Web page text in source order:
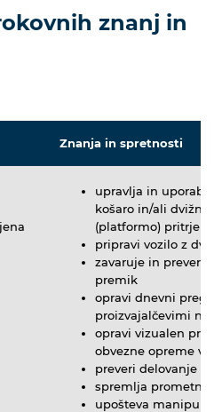
znanj in
Znanja in spretnosti
upravlja in
košaro in/ali
(platformo)
pripravi vozilo z
zavaruje in preveri
premik
opravi dnevni
proizvajalčevimi
opravi vizualen
obvezne opreme
preveri delovanje
spremlja prometne
upošteva